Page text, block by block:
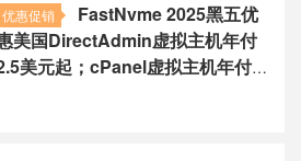
优惠促销
FastNvme 2025黑五优
美国DirectAdmin虚拟主机年付
美元起；cPanel虚拟主机年付